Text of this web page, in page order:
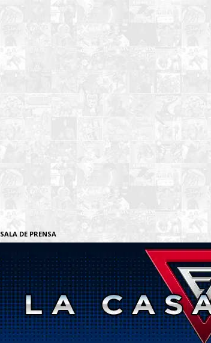
SALA DE PRENSA